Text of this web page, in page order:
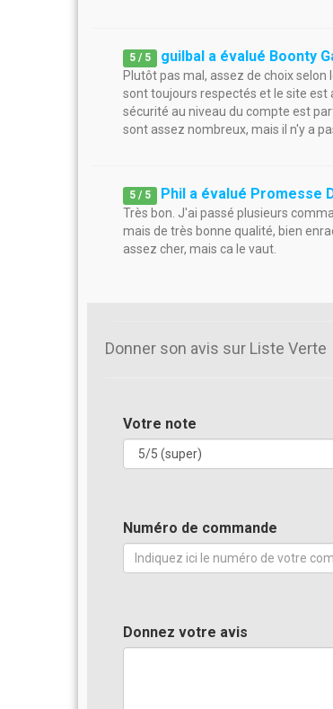
5 / 5 guilbal a évalué Boonty
Plutôt pas mal, assez de choix selon
sont toujours respectés et le site est
sécurité au niveau du compte est
sont assez nombreux, mais il n'y a
5 / 5 Phil a évalué Promesse
Très bon. J'ai passé plusieurs
mais de très bonne qualité, bien
assez cher, mais ca le vaut.
Donner son avis sur Liste Verte
Votre note
Numéro de commande
Donnez votre avis